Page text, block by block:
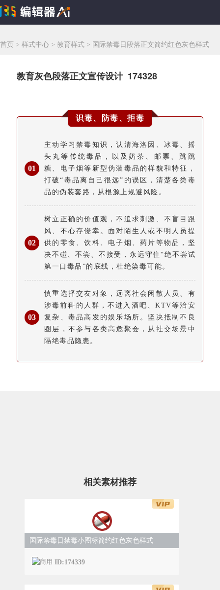
首页 > 样式中心 > 教育样式 > 国际禁毒日段落正文简约红色灰色样式
教育灰色段落正文宣传设计 174328
识毒、防毒、拒毒
01
主动学习禁毒知识，认清海洛因、冰毒、摇
头丸等传统毒品，以及奶茶、邮票、跳跳
糖、电子烟等新型伪装毒品的样貌和特征，
打破“毒品离自己很远”的误区，清楚各类毒
品的伪装套路，从根源上规避风险。
02
树立正确的价值观，不追求刺激、不盲目跟
风、不心存侥幸。面对陌生人或不明人员提
供的零食、饮料、电子烟、药片等物品，坚
决不碰、不尝、不接受，永远守住“绝不尝试
第一口毒品”的底线，杜绝染毒可能。
03
慎重选择交友对象，远离社会闲散人员、有
涉毒前科的人群，不进入酒吧、KTV等治安
复杂、毒品高发的娱乐场所。坚决抵制不良
圈层，不参与各类高危聚会，从社交场景中
隔绝毒品隐患。
相关素材推荐
国际禁毒日禁毒小图标简约红色灰色样式
ID:174339